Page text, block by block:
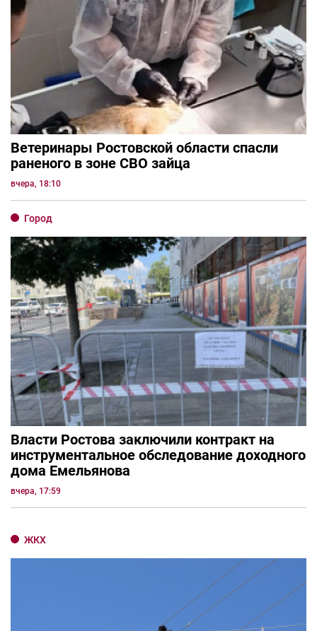
Ветеринары Ростовской области спасли
раненого в зоне СВО зайца
вчера, 18:10
Город
Власти Ростова заключили контракт на
инструментальное обследование доходного
дома Емельянова
вчера, 17:59
ЖКХ